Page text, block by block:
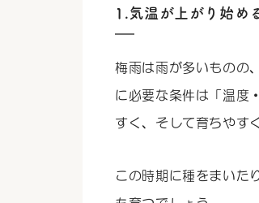
1.気温が上がり始め
梅雨は雨が多いものの
に必要な条件は「温度
すく、そして育ちやす
この時期に種をまいた